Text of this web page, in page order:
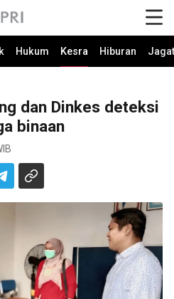
Hukum Kesra Hiburan Jagat
dan Dinkes deteksi
binaan